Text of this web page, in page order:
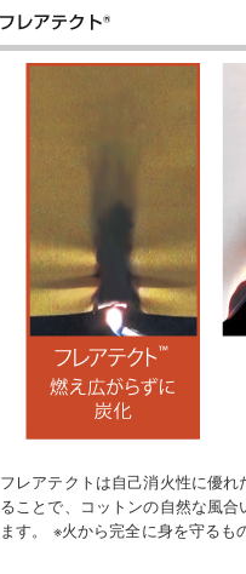
フレアテクトは自己消火性に優
ることで、コットンの自然な風
ます。 ※火から完全に身を守るも